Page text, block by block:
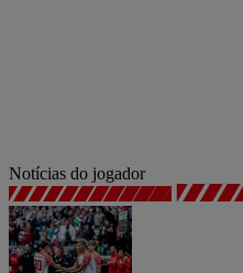
Notícias do jogador